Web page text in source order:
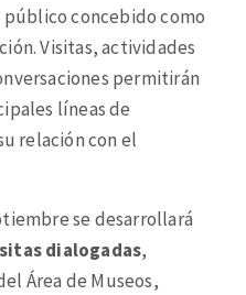
público concebido como
Visitas, actividades
permitirán
líneas de
relación con el
se desarrollará
dialogadas,
Área de Museos,